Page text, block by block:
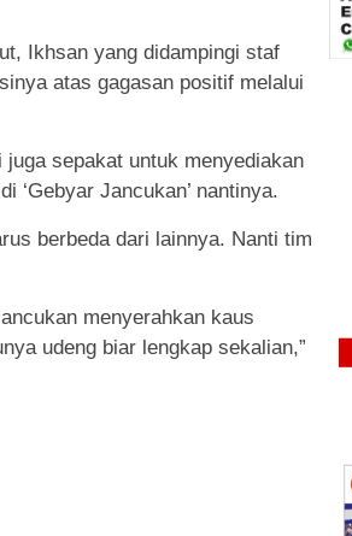
Ikhsan yang didampingi staf
atas gagasan positif melalui
sepakat untuk menyediakan
‘Gebyar Jancukan’ nantinya.
berbeda dari lainnya. Nanti tim
menyerahkan kaus
udeng biar lengkap sekalian,”